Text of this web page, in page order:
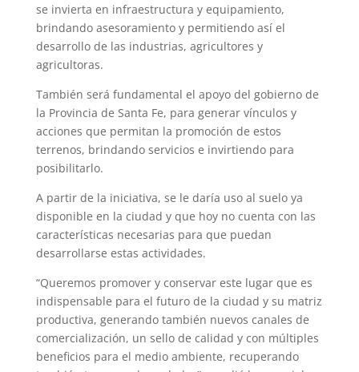
se invierta en infraestructura y equipamiento,
brindando asesoramiento y permitiendo así el
desarrollo de las industrias, agricultores y
agricultoras.
También será fundamental el apoyo del gobierno de
la Provincia de Santa Fe, para generar vínculos y
acciones que permitan la promoción de estos
terrenos, brindando servicios e invirtiendo para
posibilitarlo.
A partir de la iniciativa, se le daría uso al suelo ya
disponible en la ciudad y que hoy no cuenta con las
características necesarias para que puedan
desarrollarse estas actividades.
“Queremos promover y conservar este lugar que es
indispensable para el futuro de la ciudad y su matriz
productiva, generando también nuevos canales de
comercialización, un sello de calidad y con múltiples
beneficios para el medio ambiente, recuperando